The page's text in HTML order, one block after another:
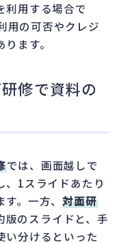
利用する場合で
用の可否やクレジ
ます。
修で資料の
では、画面越しで
、1スライドあたり
す。一方、対面研
版のスライドと、手
い分けるといった